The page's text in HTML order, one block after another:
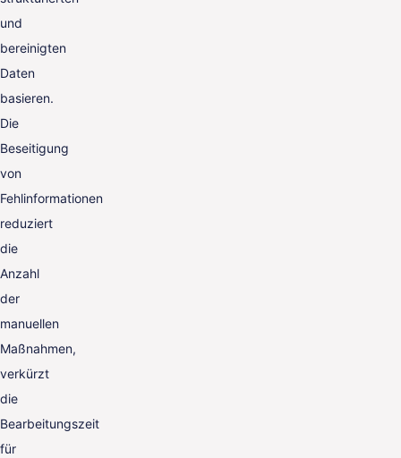
und
bereinigten
Daten
basieren.
Die
Beseitigung
von
Fehlinformationen
reduziert
die
Anzahl
der
manuellen
Maßnahmen,
verkürzt
die
Bearbeitungszeit
für